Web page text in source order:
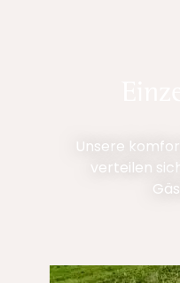
Unsere
verteilen